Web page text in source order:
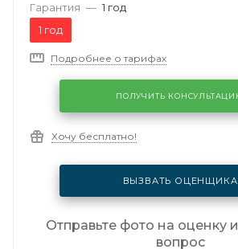
Гарантия — 1 год
1 год
Подробнее о тарифах
ПОЛУЧИТЬ
Хочу бесплатно!
ВЫЗВАТЬ ОЦЕНЩИКА
Отправьте фото на оценку
вопрос